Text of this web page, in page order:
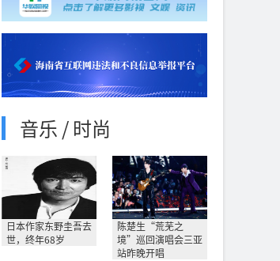
音乐 / 时尚
日本作家东野圭吾去
世，终年68岁
陈楚生“荒芜之
境”巡回演唱会三亚
站昨晚开唱